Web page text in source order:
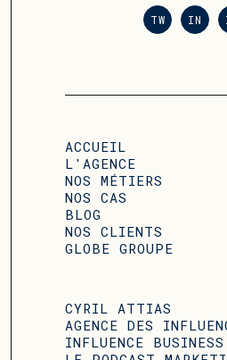
TW IN
ACCUEIL
L'AGENCE
NOS MÉTIERS
NOS CAS
BLOG
NOS CLIENTS
GLOBE GROUPE
CYRIL ATTIAS
AGENCE DES
INFLUENCE BUSINESS